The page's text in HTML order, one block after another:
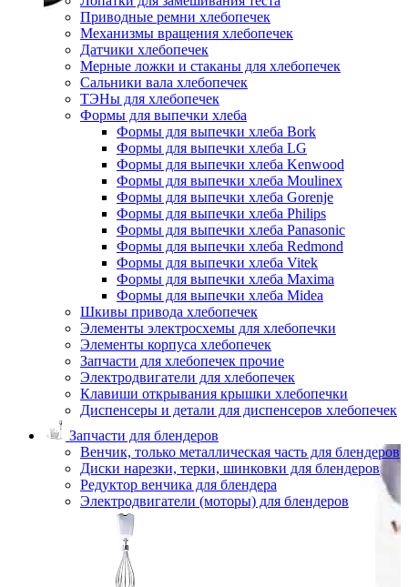
Приводные ремни хлебопечек
Механизмы вращения хлебопечек
Датчики хлебопечек
Мерные ложки и стаканы для хлебопечек
Сальники вала хлебопечек
ТЭНы для хлебопечек
Формы для выпечки хлеба
Формы для выпечки хлеба Bork
Формы для выпечки хлеба LG
Формы для выпечки хлеба Kenwood
Формы для выпечки хлеба Moulinex
Формы для выпечки хлеба Gorenje
Формы для выпечки хлеба Philips
Формы для выпечки хлеба Panasonic
Формы для выпечки хлеба Redmond
Формы для выпечки хлеба Vitek
Формы для выпечки хлеба Maxima
Формы для выпечки хлеба Midea
Шкивы привода хлебопечек
Элементы электросхемы для хлебопечки
Элементы корпуса хлебопечек
Запчасти для хлебопечек прочие
Электродвигатели для хлебопечек
Клавиши открывания крышки хлебопечки
Диспенсеры и детали для диспенсеров хлебопечек
Запчасти для блендеров
Венчик, только металлическая часть для блендеров
Диски нарезки, терки, шинковки для блендеров
Редуктор венчика для блендера
Электродвигатели (моторы) для блендеров